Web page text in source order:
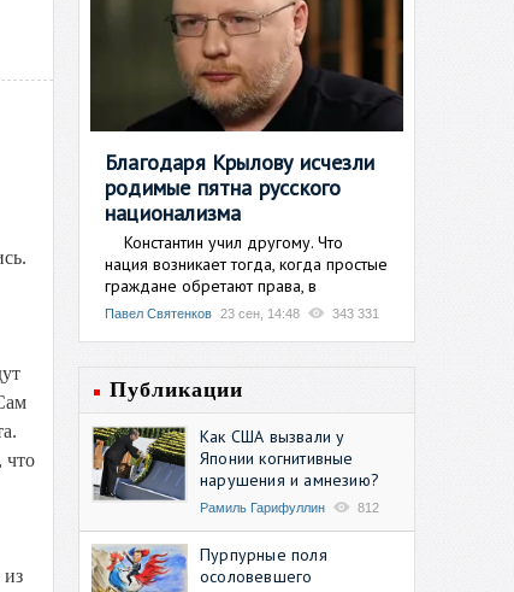
что
из
Благодаря Крылову исчезли
родимые пятна русского
национализма
Константин учил другому. Что
нация возникает тогда, когда простые
граждане обретают права, в
Павел Святенков 23 сен, 14:48 343 331
Публикации
Как США вызвали у
Японии когнитивные
нарушения и амнезию?
Рамиль Гарифуллин 812
Пурпурные поля
осоловевшего